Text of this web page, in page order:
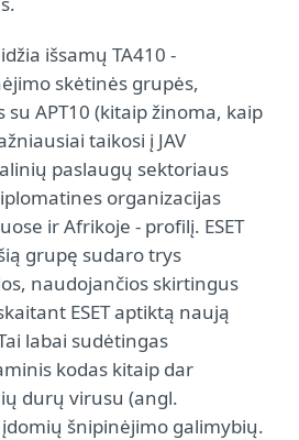
išsamų TA410 -
skėtinės grupės,
su APT10 (kitaip žinoma, kaip
taikosi į JAV
paslaugų sektoriaus
organizacijas
ir Afrikoje - profilį. ESET
grupę sudaro trys
naudojančios skirtingus
ESET aptiktą naują
labai sudėtingas
kodas kitaip dar
durų virusu (angl.
šnipinėjimo galimybių.